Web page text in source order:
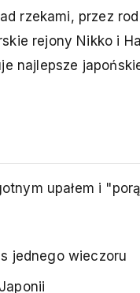
rzekami, przez
rejony Nikko i
najlepsze
upałem i "porą
jednego wieczoru